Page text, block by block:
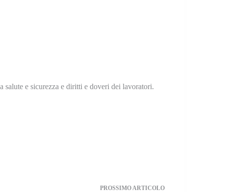
e sicurezza e diritti e doveri dei lavoratori.
PROSSIMOARTICOLO